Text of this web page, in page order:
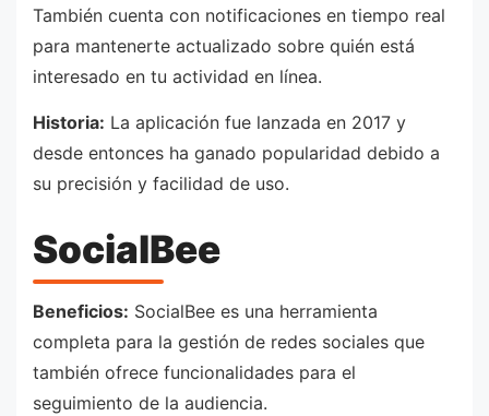
También cuenta con notificaciones en tiempo real
para mantenerte actualizado sobre quién está
interesado en tu actividad en línea.
Historia: La aplicación fue lanzada en 2017 y
desde entonces ha ganado popularidad debido a
su precisión y facilidad de uso.
SocialBee
Beneficios: SocialBee es una herramienta
completa para la gestión de redes sociales que
también ofrece funcionalidades para el
seguimiento de la audiencia.